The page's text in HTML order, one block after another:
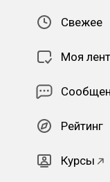
Свежее
Моя
Рейтинг
Курсы